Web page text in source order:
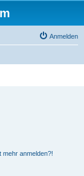
Anmelden
mehr anmelden?!